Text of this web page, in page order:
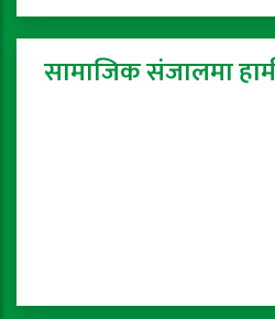
सामाजिक संजालमा